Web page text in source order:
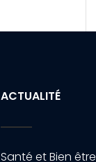
ACTUALITÉ
Santé et Bien être